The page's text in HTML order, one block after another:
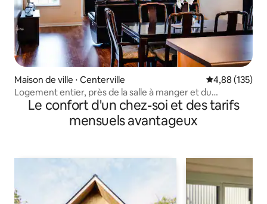
Maison de ville ⋅ Centerville Évaluation
4,88 (135)
Logement entier, près de la salle à manger et du
shopping, lits queen size
Le confort d'un chez-soi et des tarifs
mensuels avantageux